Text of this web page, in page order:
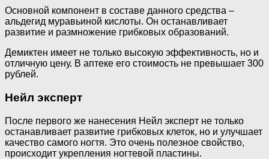
Основной компонент в составе данного средства –
альдегид муравьиной кислоты. Он останавливает
развитие и размножение грибковых образований.
Демиктен имеет не только высокую эффективность, но и
отличную цену. В аптеке его стоимость не превышает 300
рублей.
Нейл эксперт
После первого же нанесения Нейл эксперт не только
останавливает развитие грибковых клеток, но и улучшает
качество самого ногтя. Это очень полезное свойство,
происходит укрепления ногтевой пластины.